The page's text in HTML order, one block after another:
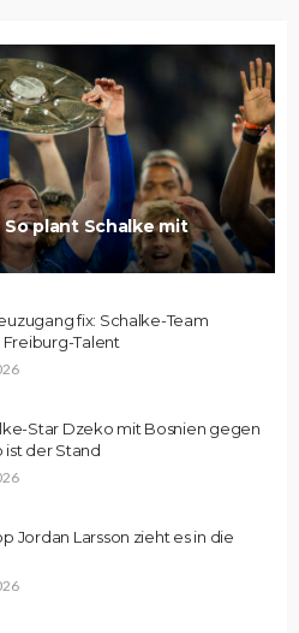
plant Schalke mit
fix: Schalke-Team
Talent
Star Dzeko mit Bosnien gegen
ist der Stand
Jordan Larsson zieht es in die